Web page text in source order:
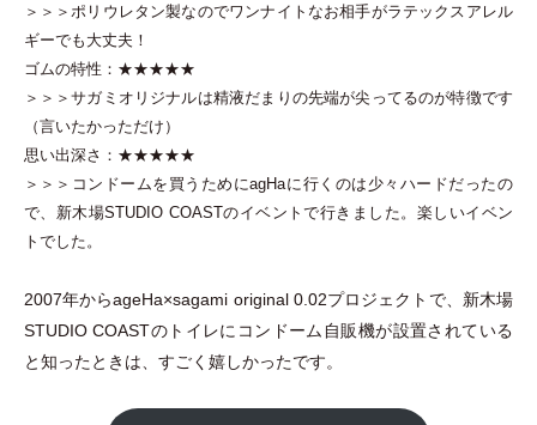
＞＞＞ポリウレタン製なのでワンナイトなお相手がラテックスアレル
ギーでも大丈夫！
ゴムの特性：★★★★★
＞＞＞サガミオリジナルは精液だまりの先端が尖ってるのが特徴です
（言いたかっただけ ）
思い出深さ：★★★★★
＞＞＞コンドームを買うためにagHaに行くのは少々ハードだったの
で、新木場STUDIO COASTのイベントで行きました。楽しいイベン
トでした。
2007年からageHa×sagami original 0.02プロジェクトで、新木場
STUDIO COASTのトイレにコンドーム自販機が設置されている
と知ったときは、すごく嬉しかったです。